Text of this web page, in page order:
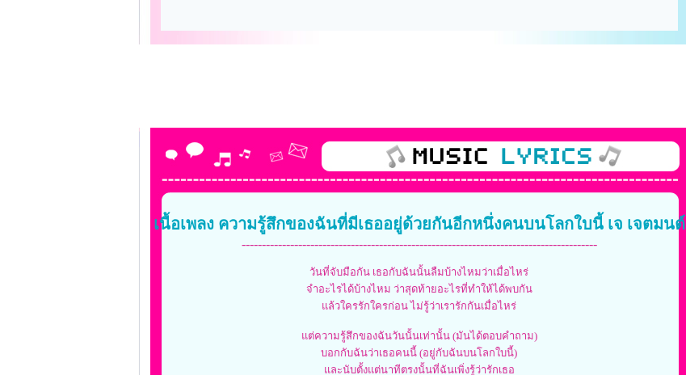
เนื้อเพลง ความรู้สึกของฉันที่มีเธออยู่ด้วยกันอีกหนึ่งคนบนโลกใบนี้ เจ เจตมนต์
----------------------------------------------------------------------------------------
วันที่จับมือกัน เธอกับฉันนั้นลืมบ้างไหมว่าเมื่อไหร่
จำอะไรได้บ้างไหม ว่าสุดท้ายอะไรที่ทำให้ได้พบกัน
แล้วใครรักใครก่อน ไม่รู้ว่าเรารักกันเมื่อไหร่
แต่ความรู้สึกของฉันวันนั้นเท่านั้น (มันได้ตอบคำถาม)
บอกกับฉันว่าเธอคนนี้ (อยู่กับฉันบนโลกใบนี้)
และนับตั้งแต่นาทีตรงนั้นที่ฉันเพิ่งรู้ว่­ารักเธอ